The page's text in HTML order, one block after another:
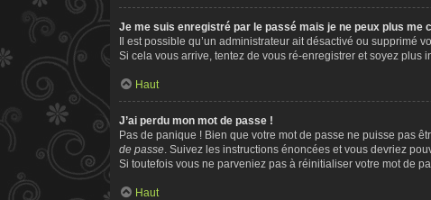
Je me suis enregistré par le passé mais je ne peux plus me
Il est possible qu’un administrateur ait désactivé ou
Si cela vous arrive, tentez de vous ré-enregistrer et soyez plus
Haut
J’ai perdu mon mot de passe !
Pas de panique ! Bien que votre mot de passe ne puisse pas
de passe. Suivez les instructions énoncées et vous devriez
Si toutefois vous ne parveniez pas à réinitialiser votre mot de
Haut